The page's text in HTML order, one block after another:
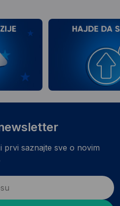
prvi saznajte sve o novim